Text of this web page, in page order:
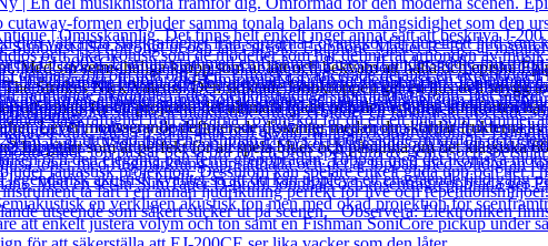
Med sin semi-ihåliga kropp som är lätt och bekväm att hålla och episka
Strokes Nick Valensi. Den skiktade lönnkroppen ger en ljus och snygg
utformats för att projicera det ultimata ljudet och den enorma komforten
Lever mousserande definierade diskanter medan du skördar frukterna
En gitarr som är perfekt för att spela blues och påminna om det klassiska